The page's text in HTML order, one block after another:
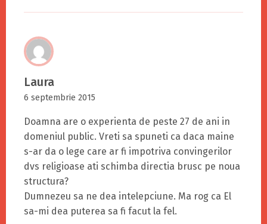
Laura
6 septembrie 2015
Doamna are o experienta de peste 27 de ani in
domeniul public. Vreti sa spuneti ca daca maine
s-ar da o lege care ar fi impotriva convingerilor
dvs religioase ati schimba directia brusc pe noua
structura?
Dumnezeu sa ne dea intelepciune. Ma rog ca El
sa-mi dea puterea sa fi facut la fel.